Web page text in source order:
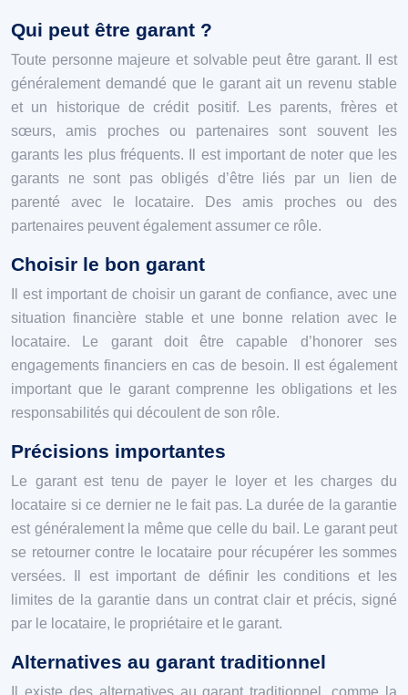
Qui peut être garant ?
Toute personne majeure et solvable peut être garant. Il est
généralement demandé que le garant ait un revenu stable
et un historique de crédit positif. Les parents, frères et
sœurs, amis proches ou partenaires sont souvent les
garants les plus fréquents. Il est important de noter que les
garants ne sont pas obligés d’être liés par un lien de
parenté avec le locataire. Des amis proches ou des
partenaires peuvent également assumer ce rôle.
Choisir le bon garant
Il est important de choisir un garant de confiance, avec une
situation financière stable et une bonne relation avec le
locataire. Le garant doit être capable d’honorer ses
engagements financiers en cas de besoin. Il est également
important que le garant comprenne les obligations et les
responsabilités qui découlent de son rôle.
Précisions importantes
Le garant est tenu de payer le loyer et les charges du
locataire si ce dernier ne le fait pas. La durée de la garantie
est généralement la même que celle du bail. Le garant peut
se retourner contre le locataire pour récupérer les sommes
versées. Il est important de définir les conditions et les
limites de la garantie dans un contrat clair et précis, signé
par le locataire, le propriétaire et le garant.
Alternatives au garant traditionnel
Il existe des alternatives au garant traditionnel, comme la